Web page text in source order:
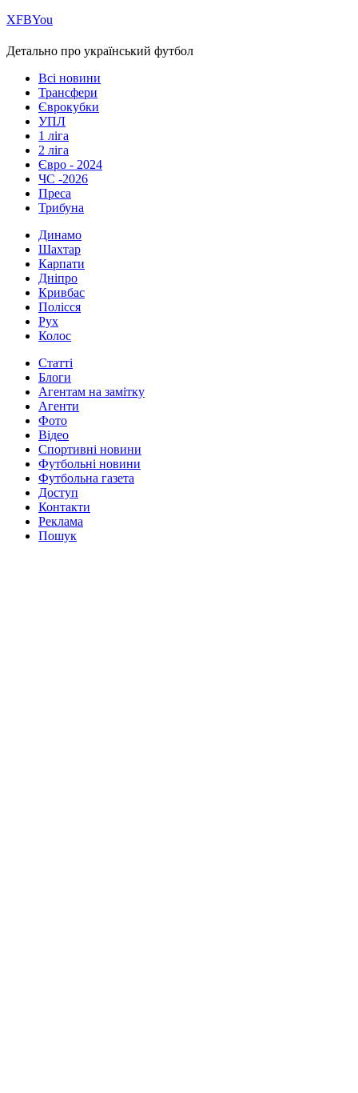
ХFBYou
Детально про український футбол
Всі новини
Трансфери
Єврокубки
УПЛ
1 ліга
2 ліга
Євро - 2024
ЧС -2026
Преса
Трибуна
Динамо
Шахтар
Карпати
Дніпро
Кривбас
Полісся
Рух
Колос
Статті
Блоги
Агентам на замітку
Агенти
Фото
Відео
Спортивні новини
Футбольні новини
Футбольна газета
Доступ
Контакти
Реклама
Пошук